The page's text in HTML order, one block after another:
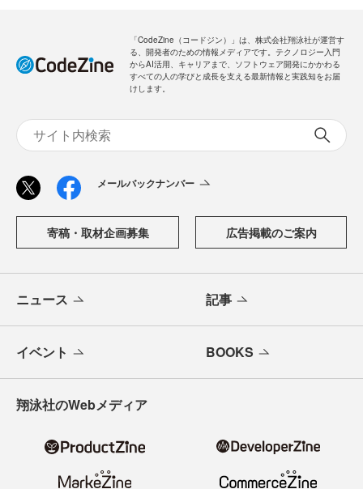
「CodeZine（コードジン）」は、株式会社翔泳社が運営す
る、開発者のための情報メディアです。テクノロジー入門
からAI活用、キャリアまで、ソフトウェア開発にかかわる
すべての人の学びと成長を支える最新情報と実践知をお届
けします。
メールバックナンバー
寄稿・取材企画募集 広告掲載のご案内
ニュース 記事
イベント BOOKS
翔泳社のWebメディア